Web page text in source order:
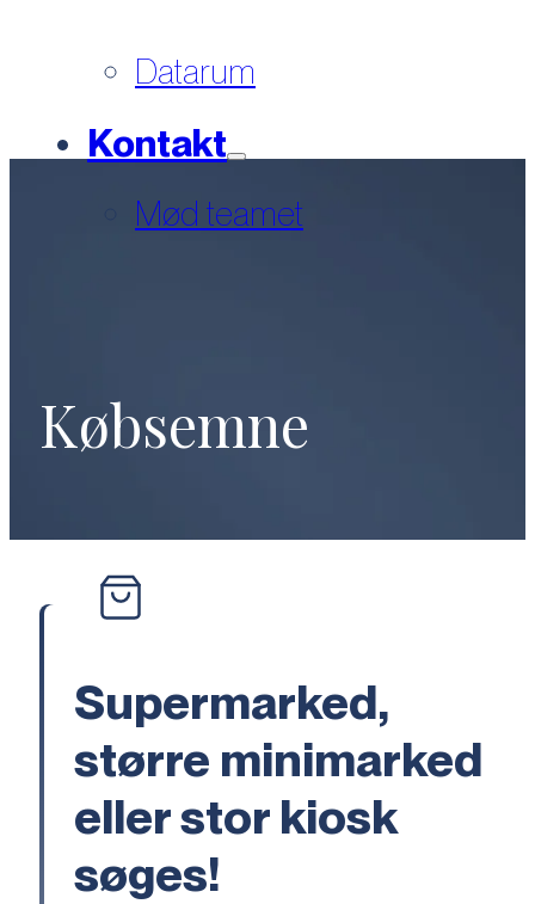
Datarum
Kontakt
Mød teamet
Købsemne
Supermarked,
større minimarked
eller stor kiosk
søges!